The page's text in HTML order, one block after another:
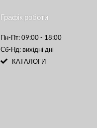
Графік роботи
Пн-Пт: 09:00 - 18:00
Сб-Нд: вихідні дні
КАТАЛОГИ